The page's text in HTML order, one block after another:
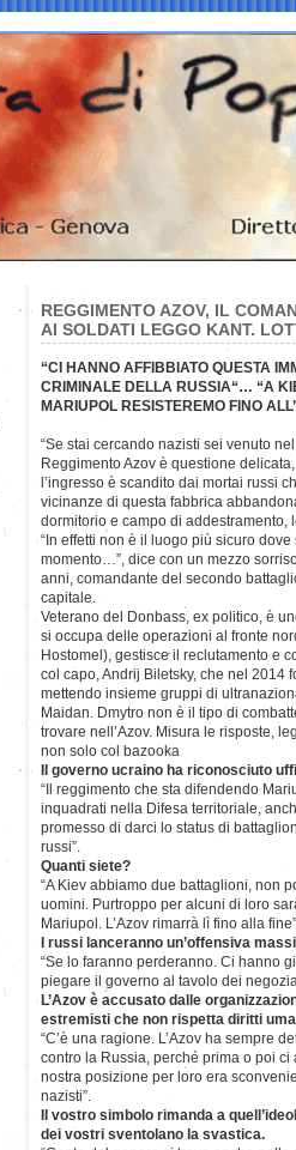
REGGIMENTO AZOV, IL
AI SOLDATI LEGGO KANT.
“CI HANNO AFFIBBIATO QUESTA
CRIMINALE DELLA RUSSIA“… “A
MARIUPOL RESISTEREMO FINO
“Se stai cercando nazisti sei venuto
Reggimento Azov è questione
l’ingresso è scandito dai mortai russi
vicinanze di questa fabbrica
dormitorio e campo di addestramento,
“In effetti non è il luogo più sicuro dove
momento…”, dice con un mezzo
anni, comandante del secondo
capitale.
Veterano del Donbass, ex politico, è
si occupa delle operazioni al fronte
Hostomel), gestisce il reclutamento e
col capo, Andrij Biletsky, che nel 2014
mettendo insieme gruppi di
Maidan. Dmytro non è il tipo di
trovare nell’Azov. Misura le risposte,
non solo col bazooka
Il governo ucraino ha riconosciuto
“Il reggimento che sta difendendo
inquadrati nella Difesa territoriale,
promesso di darci lo status di
russi”.
Quanti siete?
“A Kiev abbiamo due battaglioni, non
uomini. Purtroppo per alcuni di loro
Mariupol. L’Azov rimarrà lì fino alla
I russi lanceranno un’offensiva
“Se lo faranno perderanno. Ci hanno
piegare il governo al tavolo dei
L’Azov è accusato dalle
estremisti che non rispetta diritti
“C’è una ragione. L’Azov ha sempre
contro la Russia, perché prima o poi
nostra posizione per loro era
nazisti”.
Il vostro simbolo rimanda a
dei vostri sventolano la svastica.